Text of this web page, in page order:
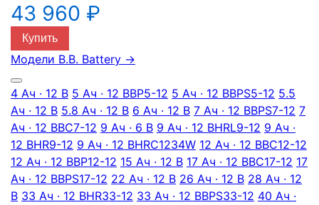
43 960 ₽
Купить
Модели B.B. Battery →
4 Ач · 12 В 5 Ач · 12 ВBP5-12 5 Ач · 12 ВBPS5-12 5.5
Ач · 12 В 5.8 Ач · 12 В 6 Ач · 12 В 7 Ач · 12 ВBPS7-12 7
Ач · 12 ВBC7-12 9 Ач · 6 В 9 Ач · 12 ВHRL9-12 9 Ач ·
12 ВHR9-12 9 Ач · 12 ВHRC1234W 12 Ач · 12 ВBC12-12
12 Ач · 12 ВBP12-12 15 Ач · 12 В 17 Ач · 12 ВBC17-12 17
Ач · 12 ВBPS17-12 22 Ач · 12 В 26 Ач · 12 В 28 Ач · 12
В 33 Ач · 12 ВHR33-12 33 Ач · 12 ВBPS33-12 40 Ач ·